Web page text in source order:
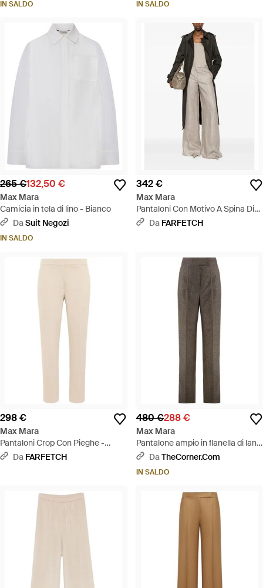
IN SALDO IN SALDO
265 €132,50 €
Max Mara
Camicia in tela di lino - Bianco
DaSuit Negozi
IN SALDO
342 €
Max Mara
Pantaloni Con Motivo A Spina Di
Pesce - Bianco
Da FARFETCH
298 €
Max Mara
Pantaloni Crop Con Pieghe -
Neutro
Da FARFETCH
480 €288 €
Max Mara
Pantalone ampio in flanella di lana
- Grigio
DaTheCorner.com
IN SALDO